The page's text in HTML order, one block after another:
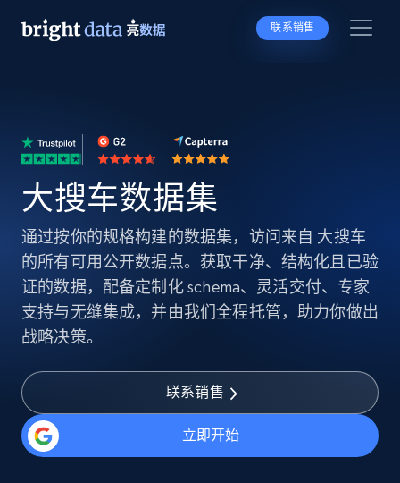
联系销售
大搜车数据集
通过按你的规格构建的数据集，访问来自 大搜车
的所有可用公开数据点。获取干净、结构化且已验
证的数据，配备定制化 schema、灵活交付、专家
支持与无缝集成，并由我们全程托管，助力你做出
战略决策。
联系销售
立即开始